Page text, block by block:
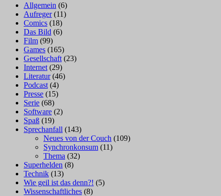
Allgemein (6)
Aufreger(11)
Comics (18)
Das Bild (6)
Film (99)
Games (165)
Gesellschaft (23)
Internet (29)
Literatur(46)
Podcast (4)
Presse (15)
Serie (68)
Software (2)
Spaß (19)
Sprechanfall (143)
Neues von der Couch (109)
Synchronkonsum (11)
Thema (32)
Superhelden (8)
Technik (13)
Wie geil ist das denn?! (5)
Wissenschaftliches (8)